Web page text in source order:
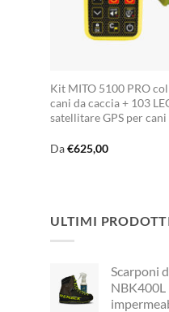
Kit MITO 5100 PRO
cani da caccia + 103
satellitare GPS per cani
Da€625,00
ULTIMI
Scarponi
NBK400L